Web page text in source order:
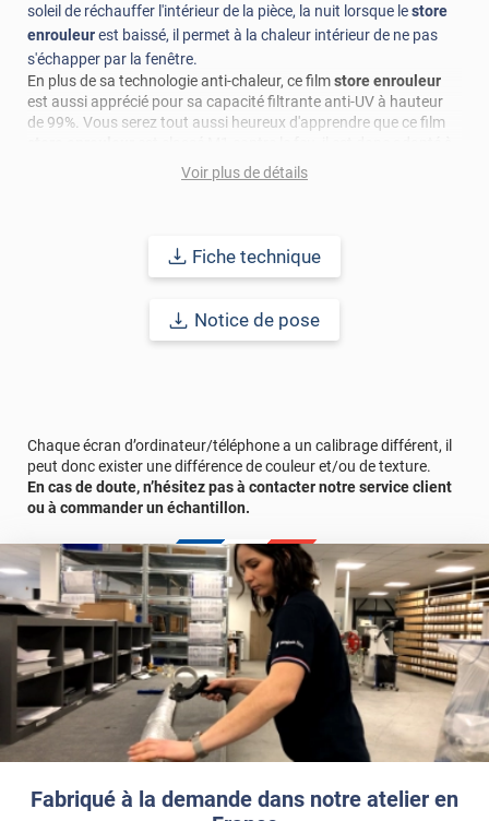
Fabriqué à la demande dans notre atelier en
soleil de réchauffer l'intérieur de la pièce, la nuit lorsque lestore
enrouleurest baissé, il permet à la chaleur intérieur de ne pas
s'échapper par la fenêtre.
En plus de sa technologie anti-chaleur, ce filmstore enrouleur
est aussi apprécié pour sa capacité filtrante anti-UV à hauteur
de 99%. Vous serez tout aussi heureux d'apprendre que ce film
l'utilisation dans les administrations et lieux publics.
en façade, le mécanisme est à fixer directement sur le cadre de la
Important : La vente de ce filmstore enrouleur
sur-mesure, la largeur maximum est de 151 cm, ce qui
donc 146 cm.
Voir plus de détails
Fiche technique
Notice de pose
Chaque écran d’ordinateur/téléphone a un calibrage différent, il
peut donc exister une différence de couleur et/ou de texture.
En cas de doute, n’hésitez pas à contacter notre service client
ou à commander un échantillon.